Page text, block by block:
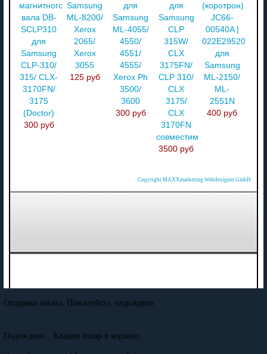
магнитного
вала DB-
SCLP310
для
Samsung
CLP-310/
315/ CLX-
3170FN/
3175
(Doctor)
300 руб
Samsung
ML-8200/
Xerox
2065/
Xerox
3055
125 руб
для
Samsung
ML-4055/
4550/
4551/
4555/
Xerox Ph
3500/
3600
300 руб
для
Samsung
CLP
315W/
CLX
3175FN/
CLP 310/
CLX
3175/
CLX
3170FN
совместимый
3500 руб
(коротрон)
JC66-
00540A |
022E29520
для
Samsung
ML-2150/
ML-
2551N
400 руб
Copyright MAXXmarketing Webdesigner GmbH
Отправка заказа. Пожалуйста, подождите
...
Подождите... Кладем товар в корзину